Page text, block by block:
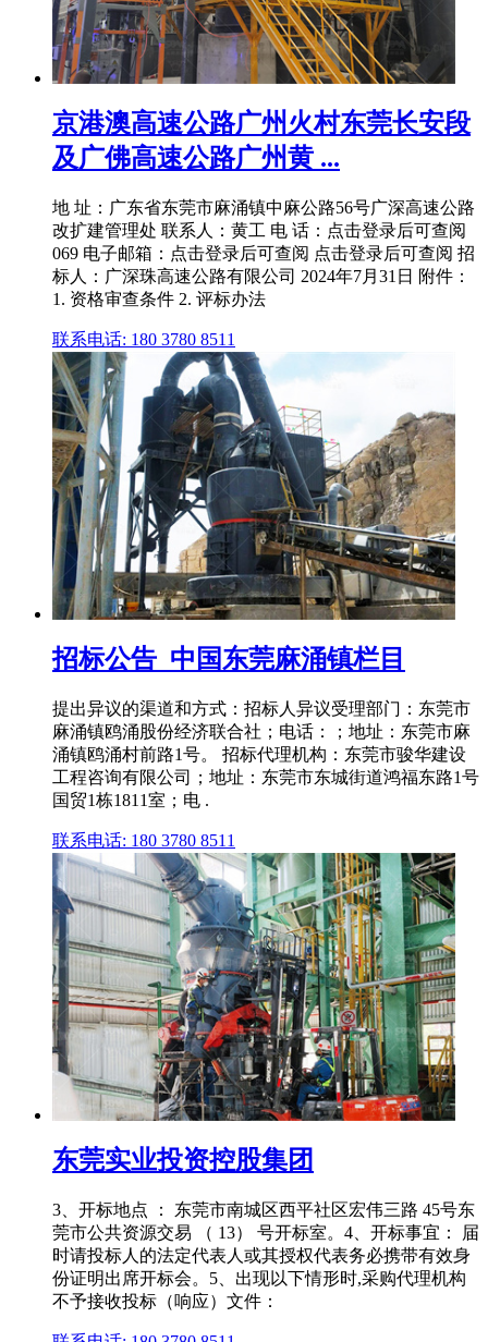
京港澳高速公路广州火村东莞长安段
及广佛高速公路广州黄 ...
地 址：广东省东莞市麻涌镇中麻公路56号广深高速公路
改扩建管理处 联系人：黄工 电 话：点击登录后可查阅
069 电子邮箱：点击登录后可查阅 点击登录后可查阅 招
标人：广深珠高速公路有限公司 2024年7月31日 附件：
1. 资格审查条件 2. 评标办法
联系电话: 180 3780 8511
招标公告_中国东莞麻涌镇栏目
提出异议的渠道和方式：招标人异议受理部门：东莞市
麻涌镇鸥涌股份经济联合社；电话：；地址：东莞市麻
涌镇鸥涌村前路1号。 招标代理机构：东莞市骏华建设
工程咨询有限公司；地址：东莞市东城街道鸿福东路1号
国贸1栋1811室；电 .
联系电话: 180 3780 8511
东莞实业投资控股集团
3、开标地点 ： 东莞市南城区西平社区宏伟三路 45号东
莞市公共资源交易 （ 13） 号开标室。4、开标事宜： 届
时请投标人的法定代表人或其授权代表务必携带有效身
份证明出席开标会。5、出现以下情形时,采购代理机构
不予接收投标（响应）文件：